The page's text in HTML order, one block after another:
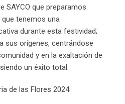
SAYCO que preparamos
tenemos una
durante esta festividad;
sus orígenes, centrándose
y en la exaltación de
un éxito total.
de las Flores 2024: